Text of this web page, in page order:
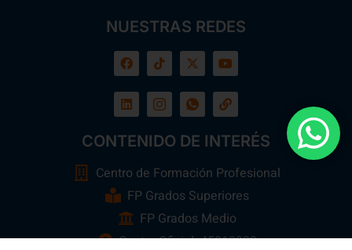
NUESTRAS REDES
CONTENIDO DE INTERÉS
Centro de Formación Profesional
FP Grados Superiores
FP Grados Medio
Centro Oficial: 45013923